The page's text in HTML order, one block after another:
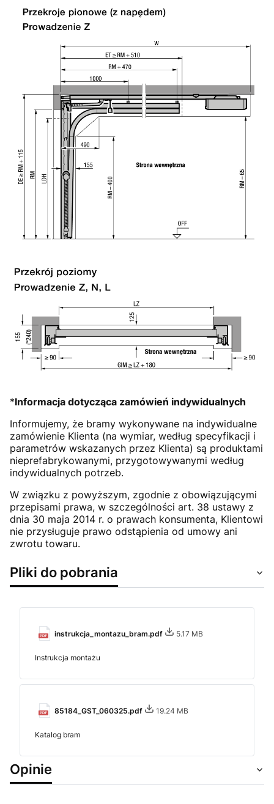
*Informacja dotycząca zamówień indywidualnych
Informujemy, że bramy wykonywane na indywidualne
zamówienie Klienta (na wymiar, według specyfikacji i
parametrów wskazanych przez Klienta) są produktami
nieprefabrykowanymi, przygotowywanymi według
indywidualnych potrzeb.
W związku z powyższym, zgodnie z obowiązującymi
przepisami prawa, w szczególności art. 38 ustawy z
dnia 30 maja 2014 r. o prawach konsumenta, Klientowi
nie przysługuje prawo odstąpienia od umowy ani
zwrotu towaru.
Pliki do pobrania
instrukcja_montazu_bram.pdf 5.17 MB
Instrukcja montażu
85184_GST_060325.pdf 19.24 MB
Katalog bram
Opinie